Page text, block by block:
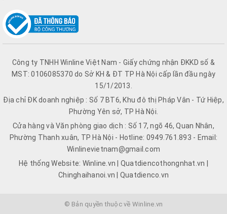
Công ty TNHH Winline Việt Nam - Giấy chứng nhận ĐKKD số &
MST: 0106085370 do Sở KH & ĐT TP Hà Nội cấp lần đầu ngày
15/1/2013.
Địa chỉ ĐK doanh nghiệp : Số 7 BT6, Khu đô thị Pháp Vân - Tứ Hiệp,
Phường Yên sở, TP Hà Nội.
Cửa hàng và Văn phòng giao dịch : Số 17, ngõ 46, Quan Nhân,
Phường Thanh xuân, TP Hà Nội - Hotline: 0949.761.893 - Email:
Winlinevietnam@gmail.com
Hệ thống Website: Winline.vn | Quatdiencothongnhat.vn |
Chinghaihanoi.vn | Quatdienco.vn
© Bản quyền thuộc về Winline.vn